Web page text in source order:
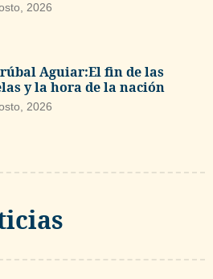
2026
Aguiar:El fin de las
y la hora de la nación
2026